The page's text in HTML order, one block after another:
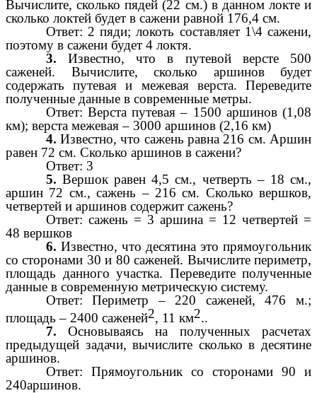
Вычислите, сколько пядей (22 см.) в данном локте и
сколько локтей будет в сажени равной 176,4 см.
Ответ: 2 пяди; локоть составляет 1\4 сажени,
поэтому в сажени будет 4 локтя.
3. Известно, что в путевой версте 500
саженей. Вычислите, сколько аршинов будет
содержать путевая и межевая верста. Переведите
полученные данные в современные метры.
Ответ: Верста путевая – 1500 аршинов (1,08
км); верста межевая – 3000 аршинов (2,16 км)
4. Известно, что сажень равна 216 см. Аршин
равен 72 см. Сколько аршинов в сажени?
Ответ: 3
5. Вершок равен 4,5 см., четверть – 18 см.,
аршин 72 см., сажень – 216 см. Сколько вершков,
четвертей и аршинов содержит сажень?
Ответ: сажень = 3 аршина = 12 четвертей =
48 вершков
6. Известно, что десятина это прямоугольник
со сторонами 30 и 80 саженей. Вычислите периметр,
площадь данного участка. Переведите полученные
данные в современную метрическую систему.
Ответ: Периметр – 220 саженей, 476 м.;
площадь – 2400 саженей2, 11 км2..
7. Основываясь на полученных расчетах
предыдущей задачи, вычислите сколько в десятине
аршинов.
Ответ: Прямоугольник со сторонами 90 и
240аршинов.